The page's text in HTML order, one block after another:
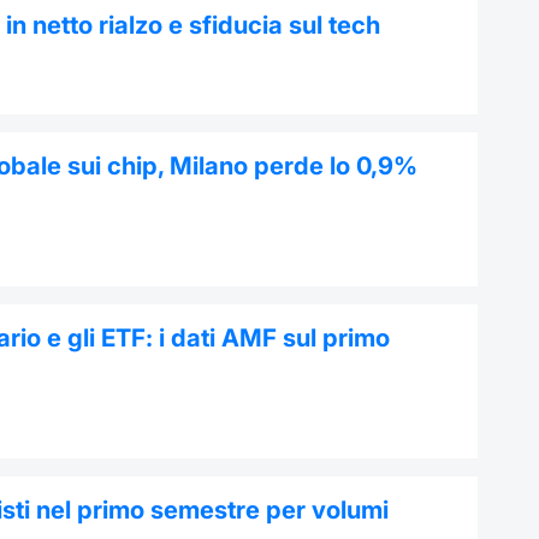
netto rialzo e sfiducia sul tech
sui chip, Milano perde lo 0,9%
e gli ETF: i dati AMF sul primo
nel primo semestre per volumi